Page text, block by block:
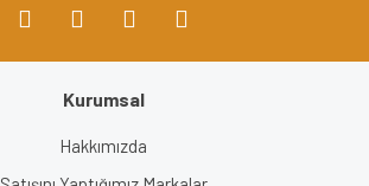
Kurumsal
Hakkımızda